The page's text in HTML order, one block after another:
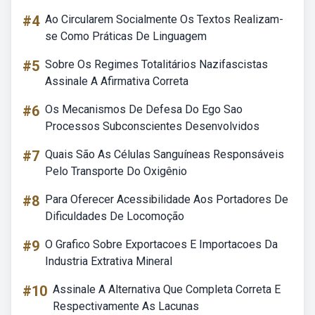
#4 Ao Circularem Socialmente Os Textos Realizam-
se Como Práticas De Linguagem
#5 Sobre Os Regimes Totalitários Nazifascistas
Assinale A Afirmativa Correta
#6 Os Mecanismos De Defesa Do Ego Sao
Processos Subconscientes Desenvolvidos
#7 Quais São As Células Sanguíneas Responsáveis
Pelo Transporte Do Oxigênio
#8 Para Oferecer Acessibilidade Aos Portadores De
Dificuldades De Locomoção
#9 O Grafico Sobre Exportacoes E Importacoes Da
Industria Extrativa Mineral
#10 Assinale A Alternativa Que Completa Correta E
Respectivamente As Lacunas